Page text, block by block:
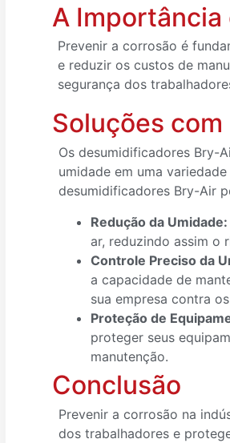
A Importância
Prevenir a corrosão é
e reduzir os custos de
segurança dos
Soluções
Os desumidificadores Bry-
umidade em uma
desumidificadores Bry-Air
Redução da Umidade:
ar, reduzindo assim o
Controle Preciso da
a capacidade de
sua empresa contra
Proteção de
proteger seus
manutenção.
Conclusão
Prevenir a corrosão na
dos trabalhadores e